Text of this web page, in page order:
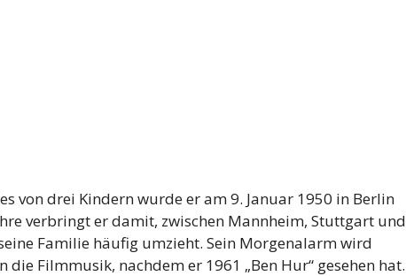
von drei Kindern wurde er am 9. Januar 1950 in Berlin
verbringt er damit, zwischen Mannheim, Stuttgart und
Familie häufig umzieht. Sein Morgenalarm wird
Filmmusik, nachdem er 1961 „Ben Hur“ gesehen hat.